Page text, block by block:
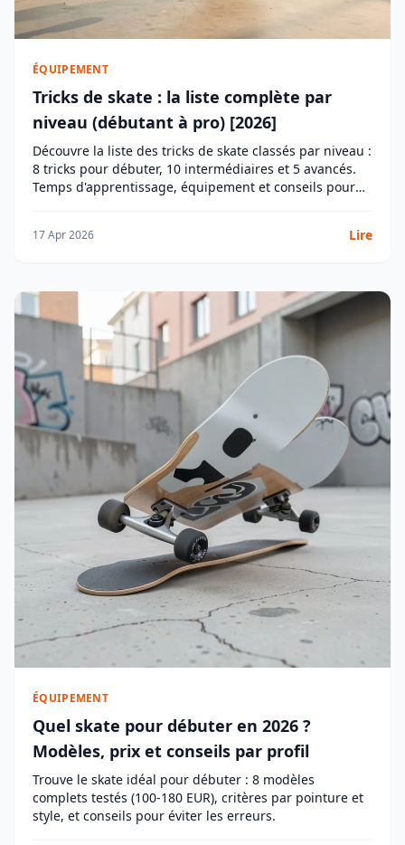
ÉQUIPEMENT
Tricks de skate : la liste complète par
niveau (débutant à pro) [2026]
Découvre la liste des tricks de skate classés par niveau :
8 tricks pour débuter, 10 intermédiaires et 5 avancés.
Temps d'apprentissage, équipement et conseils pour
17 Apr 2026 Lire
ÉQUIPEMENT
Quel skate pour débuter en 2026 ?
Modèles, prix et conseils par profil
Trouve le skate idéal pour débuter : 8 modèles
complets testés (100-180 EUR), critères par pointure et
style, et conseils pour éviter les erreurs.